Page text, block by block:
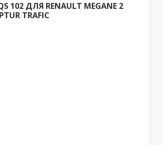
ДЛЯ RENAULT MEGANE 2
TRAFIC